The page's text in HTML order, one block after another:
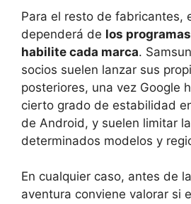
Para el resto de fabricantes,
dependerá de los
habilite cada marca.
socios suelen lanzar sus
posteriores, una vez Google
cierto grado de estabilidad
de Android, y suelen limitar
determinados modelos y
En cualquier caso, antes de
aventura conviene valorar si